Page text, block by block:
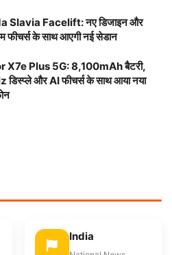
Slavia Facelift: नए डिजाइन और
फीचर्स के साथ आएगी नई सेडान
X7e Plus 5G: 8,100mAh बैटरी,
डिस्प्ले और AI फीचर्स के साथ आया नया
India